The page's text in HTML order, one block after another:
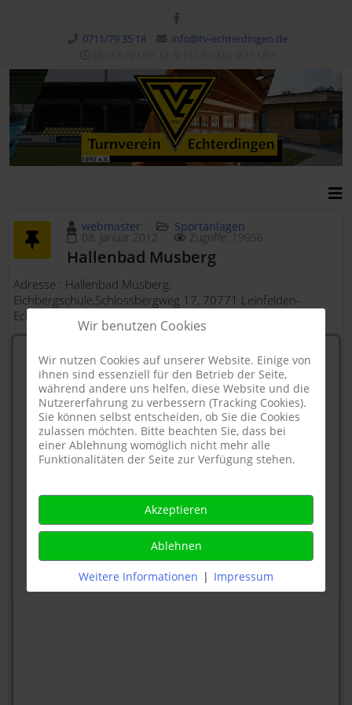
0711/79 35 18
info@tv-echterdingen.de
webmaster Sportanlagen
08. Januar 2012 Zugriffe: 19956
Hallenbad Musberg
Adresse : Hallenbad Musberg,
Eichbergschule,Schlossbergweg 17, 70771 Leinfelden-
Echterdingen (Musberg)
Wir benutzen Cookies
Wir nutzen Cookies auf unserer Website. Einige von
ihnen sind essenziell für den Betrieb der Seite,
während andere uns helfen, diese Website und die
Nutzererfahrung zu verbessern (Tracking Cookies).
Sie können selbst entscheiden, ob Sie die Cookies
zulassen möchten. Bitte beachten Sie, dass bei
einer Ablehnung womöglich nicht mehr alle
Funktionalitäten der Seite zur Verfügung stehen.
Akzeptieren
Ablehnen
Weitere Informationen | Impressum